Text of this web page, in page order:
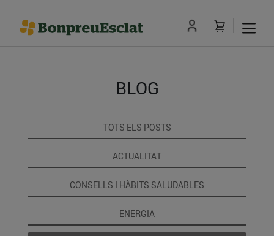
BLOG
TOTS ELS POSTS
ACTUALITAT
CONSELLS I HÀBITS SALUDABLES
ENERGIA